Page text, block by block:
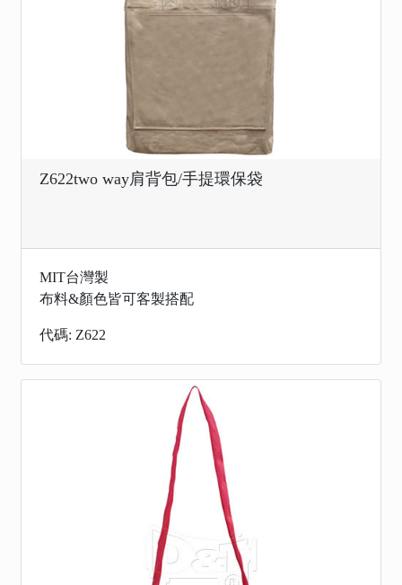
Z622two way肩背包/手提環保袋
MIT台灣製
布料&顏色皆可客製搭配
代碼: Z622